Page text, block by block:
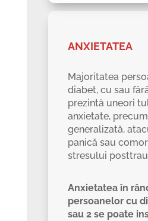
ANXIETATEA
Majoritatea
diabet, cu sau
prezintă uneori
anxietate,
generalizată,
panică sau
stresului
Anxietatea în
persoanelor cu
sau 2 se poate